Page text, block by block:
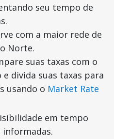
seu tempo de
com a maior rede de
Norte.
suas taxas com o
divida suas taxas para
usando o Market Rate
em tempo
informadas.